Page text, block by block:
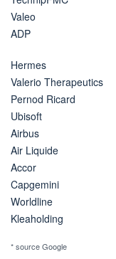
Valeo
ADP
Hermes
Valerio Therapeutics
Pernod Ricard
Ubisoft
Airbus
Air Liquide
Accor
Capgemini
Worldline
Kleaholding
* source Google